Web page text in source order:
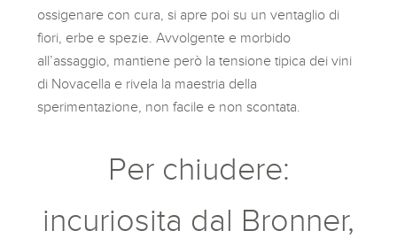
ossigenare con cura, si apre poi su un ventaglio di
fiori, erbe e spezie. Avvolgente e morbido
all’assaggio, mantiene però la tensione tipica dei vini
di Novacella e rivela la maestria della
sperimentazione, non facile e non scontata.
Per chiudere:
incuriosita dal Bronner,